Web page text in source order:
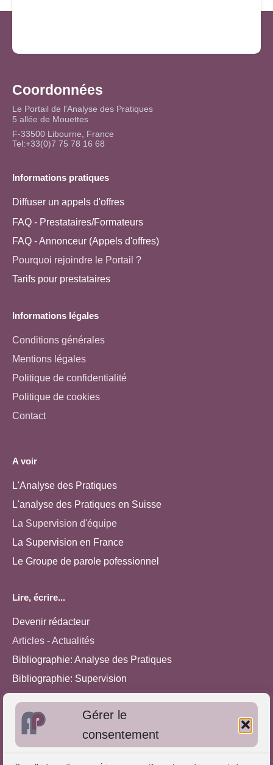
Gérer le
consentement
Coordonnées
Le Portail de l'Analyse des Pratiques
5 allée de Mouettes
F-33500 Libourne, France
Tel:+33(0)7 75 78 16 68
Informations pratiques
Diffuser un appels d'offres
FAQ - Prestataires/Formateurs
FAQ - Annonceur (Appels d'offres)
Pourquoi rejoindre le Portail ?
Tarifs pour prestataires
Informations légales
Conditions générales
Mentions légales
Politique de confidentialité
Politique de cookies
Contact
A voir
L'Analyse des Pratiques
L'analyse des Pratiques en Suisse
La Supervision d'équipe
La Supervision en France
Le Groupe de parole pofessionnel
Lire, écrire...
Devenir rédacteur
Articles - Actualités
Bibliographie: Analyse des Pratiques
Bibliographie: Supervision
Approches de l'Analyse des pratiques